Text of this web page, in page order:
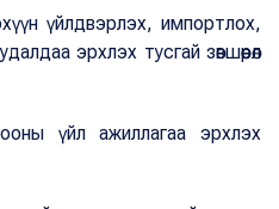
үйлдвэрлэх, импортлох,
эрхлэх тусгай зөвшөөрөл
үйл ажиллагаа эрхлэх